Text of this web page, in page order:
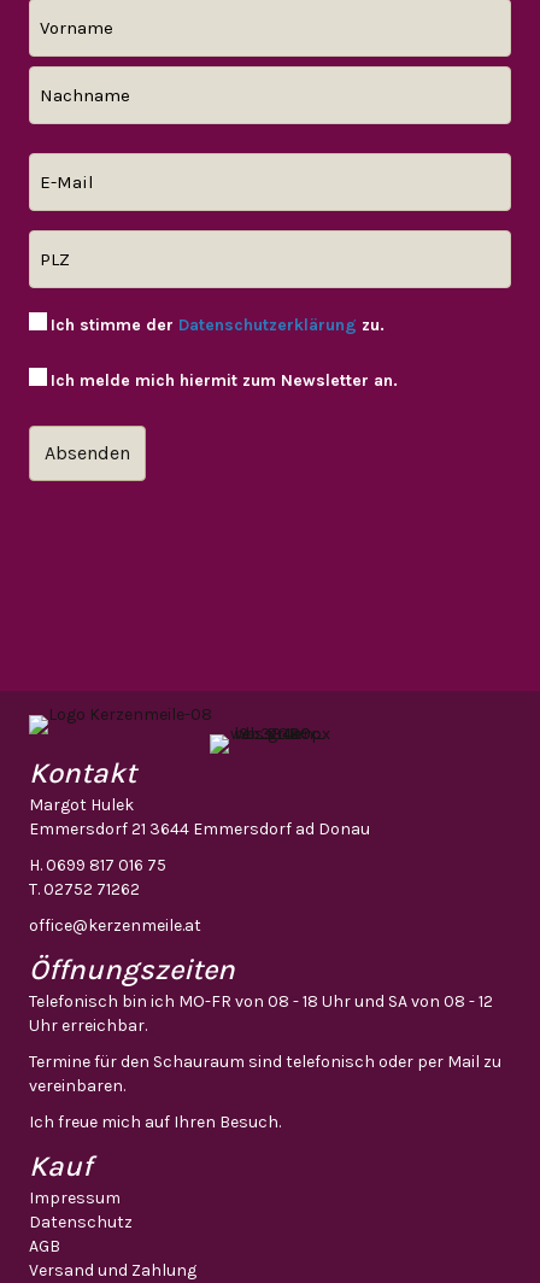
Ich stimme der Datenschutzerklärung zu.
Ich melde mich hiermit zum Newsletter an.
Kontakt
Margot Hulek
Emmersdorf 21 3644 Emmersdorf ad Donau
H.0699 817 016 75
T.02752 71262
office@kerzenmeile.at
Öffnungszeiten
Telefonisch bin ich MO-FR von 08 - 18 Uhr und SA von 08 - 12
Uhr erreichbar.
Termine für den Schauraum sind telefonisch oder per Mail zu
vereinbaren.
Ich freue mich auf Ihren Besuch.
Kauf
Impressum
Datenschutz
AGB
Versand und Zahlung